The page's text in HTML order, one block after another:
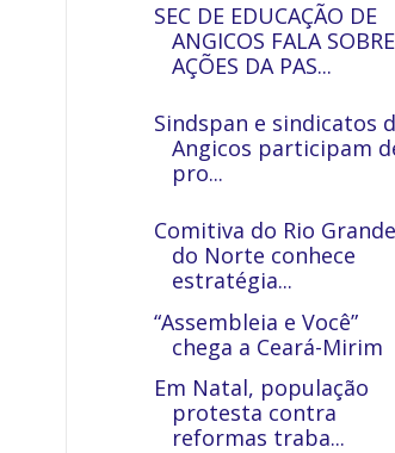
SEC DE EDUCAÇÃO DE
ANGICOS FALA SOBRE
AÇÕES DA PAS...
Sindspan e sindicatos
Angicos participam
pro...
Comitiva do Rio Grande
do Norte conhece
estratégia...
“Assembleia e Você”
chega a Ceará-Mirim
Em Natal, população
protesta contra
reformas traba...